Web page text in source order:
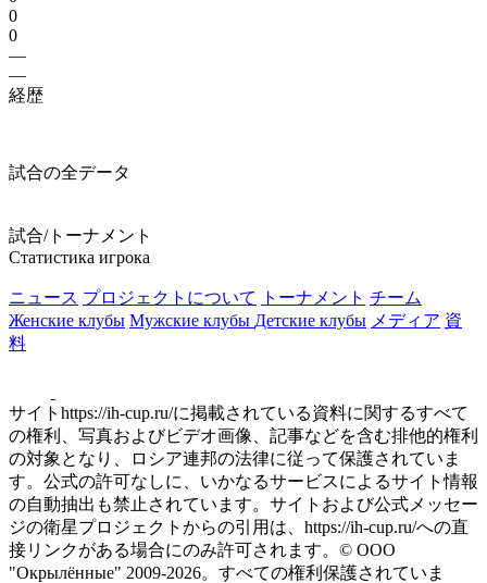
0
0
—
—
経歴
試合の全データ
試合/トーナメント
Статистика игрока
ニュース プロジェクトについて トーナメント チーム
Женские клубы Мужские клубы Детские клубы メディア 資
料
サイトhttps://ih-cup.ru/に掲載されている資料に関するすべて
の権利、写真およびビデオ画像、記事などを含む排他的権利
の対象となり、ロシア連邦の法律に従って保護されていま
す。公式の許可なしに、いかなるサービスによるサイト情報
の自動抽出も禁止されています。サイトおよび公式メッセー
ジの衛星プロジェクトからの引用は、https://ih-cup.ru/への直
接リンクがある場合にのみ許可されます。© ООО
"Окрылённые" 2009-2026。すべての権利保護されていま